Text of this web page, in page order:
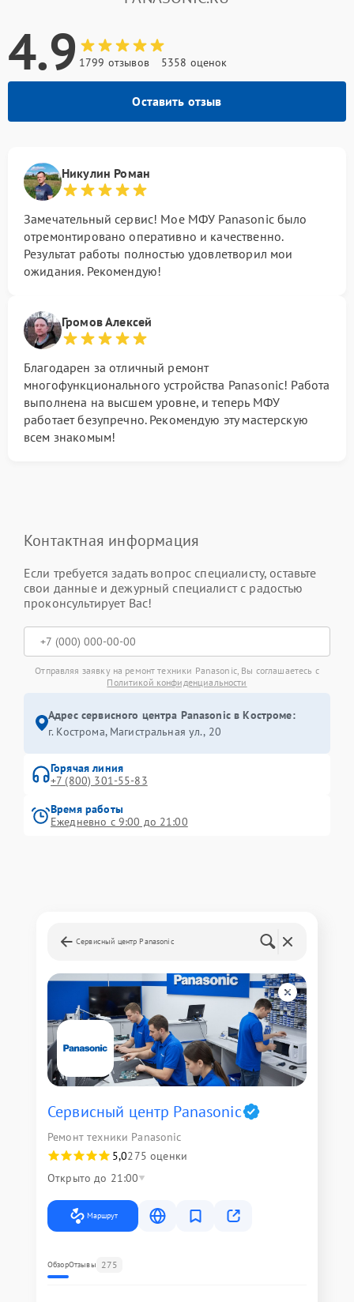
4.9 1799 отзывов 5358 оценок
Оставить отзыв
Никулин Роман
Замечательный сервис! Мое МФУ Panasonic было
отремонтировано оперативно и качественно.
Результат работы полностью удовлетворил мои
ожидания. Рекомендую!
Громов Алексей
Благодарен за отличный ремонт
многофункционального устройства Panasonic! Работа
выполнена на высшем уровне, и теперь МФУ
работает безупречно. Рекомендую эту мастерскую
всем знакомым!
Контактная информация
Если требуется задать вопрос специалисту, оставьте
свои данные и дежурный специалист с радостью
проконсультирует Вас!
Отправляя заявку на ремонт техники Panasonic, Вы соглашаетесь с
Политикой конфиденциальности
Адрес сервисного центра Panasonic в Костроме:
г. Кострома, Магистральная ул., 20
Горячая линия
+7 (800) 301-55-83
Время работы
Ежедневно с 9:00 до 21:00
Сервисный центр Panasonic
Сервисный центр Panasonic
Ремонт техники Panasonic
5,0275 оценки
Открыто до 21:00
Маршрут
ОбзорОтзывы 275